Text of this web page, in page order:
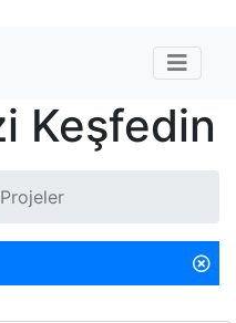
Keşfedin